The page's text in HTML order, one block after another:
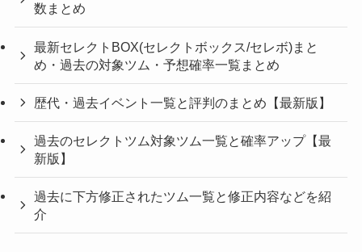
数まとめ
最新セレクトBOX(セレクトボックス/セレボ)まと
め・過去の対象ツム・予想確率一覧まとめ
歴代・過去イベント一覧と評判のまとめ【最新版】
過去のセレクトツム対象ツム一覧と確率アップ【最
新版】
過去に下方修正されたツム一覧と修正内容などを紹
介